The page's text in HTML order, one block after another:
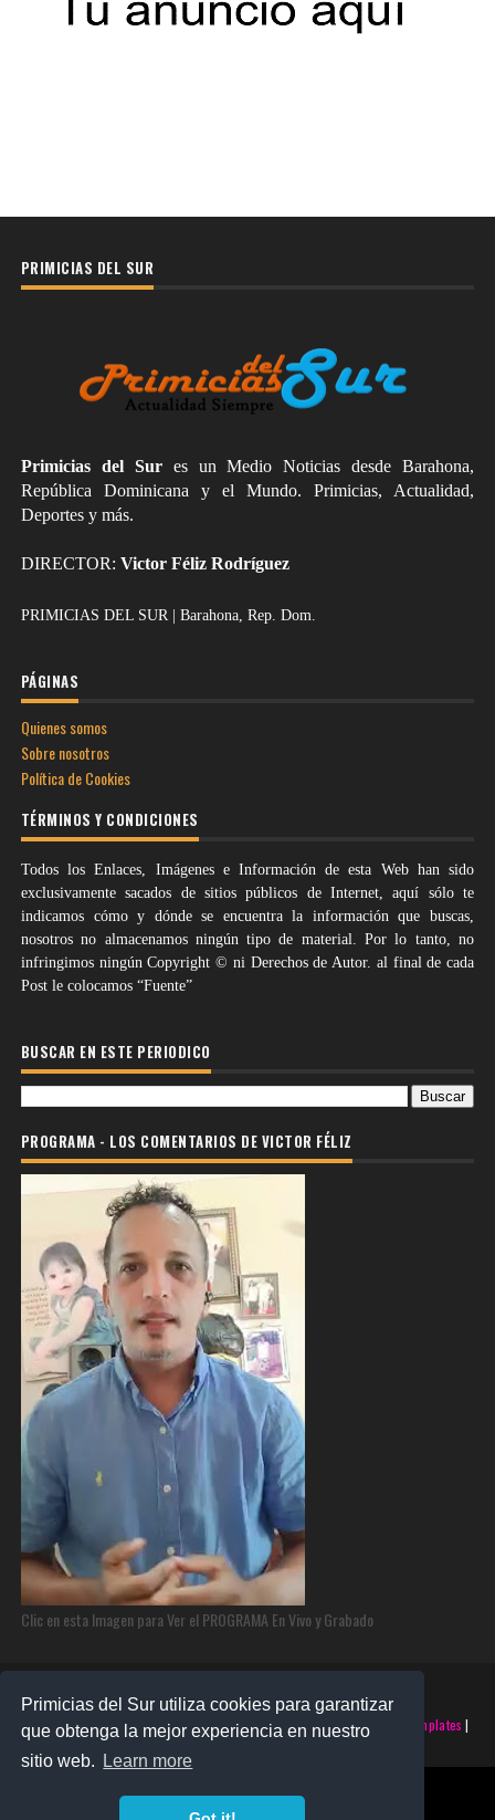
Primicias del Sur utiliza cookies para garantizar
que obtenga la mejor experiencia en nuestro
sitio web.
Learn more
PRIMICIAS DEL SUR
Primicias del Sures un Medio Noticias desde Barahona,
República Dominicana y el Mundo. Primicias, Actualidad,
Deportes y más.
DIRECTOR: Victor Féliz Rodríguez
PRIMICIAS DEL SUR | Barahona, Rep. Dom.
PÁGINAS
Quienes somos
Sobre nosotros
Política de Cookies
TÉRMINOS Y CONDICIONES
Todos los Enlaces, Imágenes e Información de esta Web han sido
exclusivamente sacados de sitios públicos de Internet, aquí sólo te
indicamos cómo y dónde se encuentra la información que buscas,
nosotros no almacenamos ningún tipo de material. Por lo tanto, no
infringimos ningún Copyright © ni Derechos de Autor. al final de cada
Post le colocamos “Fuente”
BUSCAR EN ESTE PERIODICO
PROGRAMA - LOS COMENTARIOS DE VICTOR FÉLIZ
Clic en esta Imagen para Ver el PROGRAMA En Vivo y Grabado
©2025 PRIMICIAS DEL SUR | Derechos Reservados | Creado con SoraTemplates |
Realizado porSANTO MONTERO